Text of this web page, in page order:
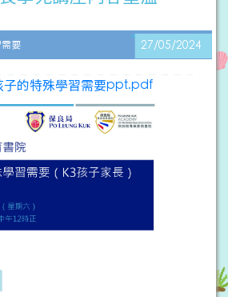
要 27/05/2024
子的特殊學習需要ppt.pdf